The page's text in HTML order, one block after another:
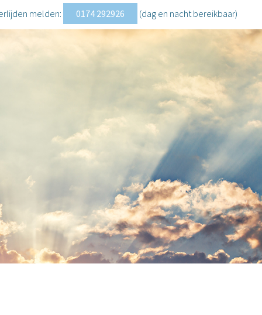
melden: 0174 292926 (dag en nachtbereikbaar)